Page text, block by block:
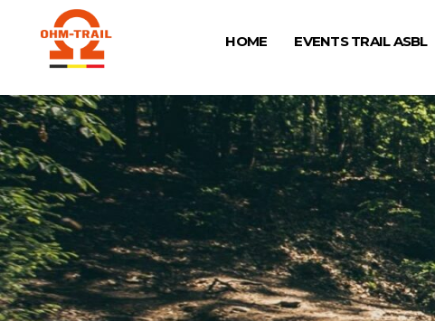
HOME EVENTS TRAIL ASBL